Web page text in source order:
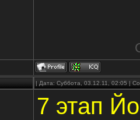
| Дата: Суббота, 03.12.11, 02:05 |
7 этап